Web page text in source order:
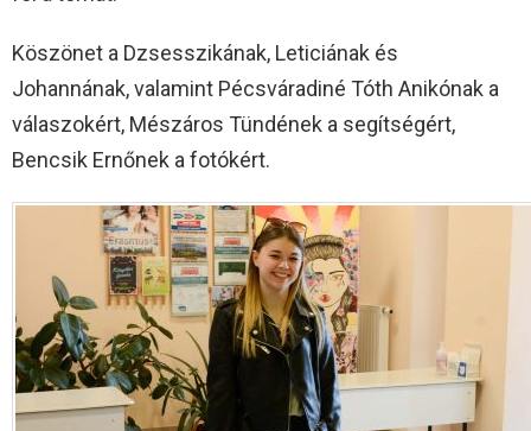
Köszönet a Dzsesszikának, Leticiának és
Johannának, valamint Pécsváradiné Tóth Anikónak a
válaszokért, Mészáros Tündének a segítségért,
Bencsik Ernőnek a fotókért.